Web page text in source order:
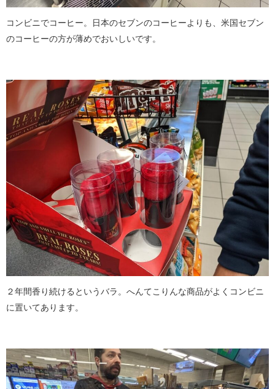
コンビニでコーヒー。日本のセブンのコーヒーよりも、米国セブン
のコーヒーの方が薄めでおいしいです。
２年間香り続けるというバラ。へんてこりんな商品がよくコンビニ
に置いてあります。